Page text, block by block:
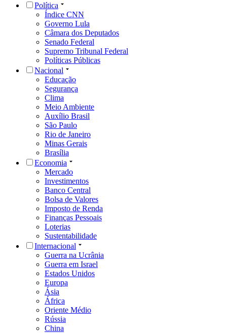
Política
Índice CNN
Governo Lula
Câmara dos Deputados
Senado Federal
Supremo Tribunal Federal
Políticas Públicas
Nacional
Educação
Segurança
Clima
Meio Ambiente
Auxílio Brasil
São Paulo
Rio de Janeiro
Minas Gerais
Brasília
Economia
Mercado
Investimentos
Banco Central
Bolsa de Valores
Imposto de Renda
Finanças Pessoais
Loterias
Sustentabilidade
Internacional
Guerra na Ucrânia
Guerra em Israel
Estados Unidos
Europa
Ásia
África
Oriente Médio
Rússia
China